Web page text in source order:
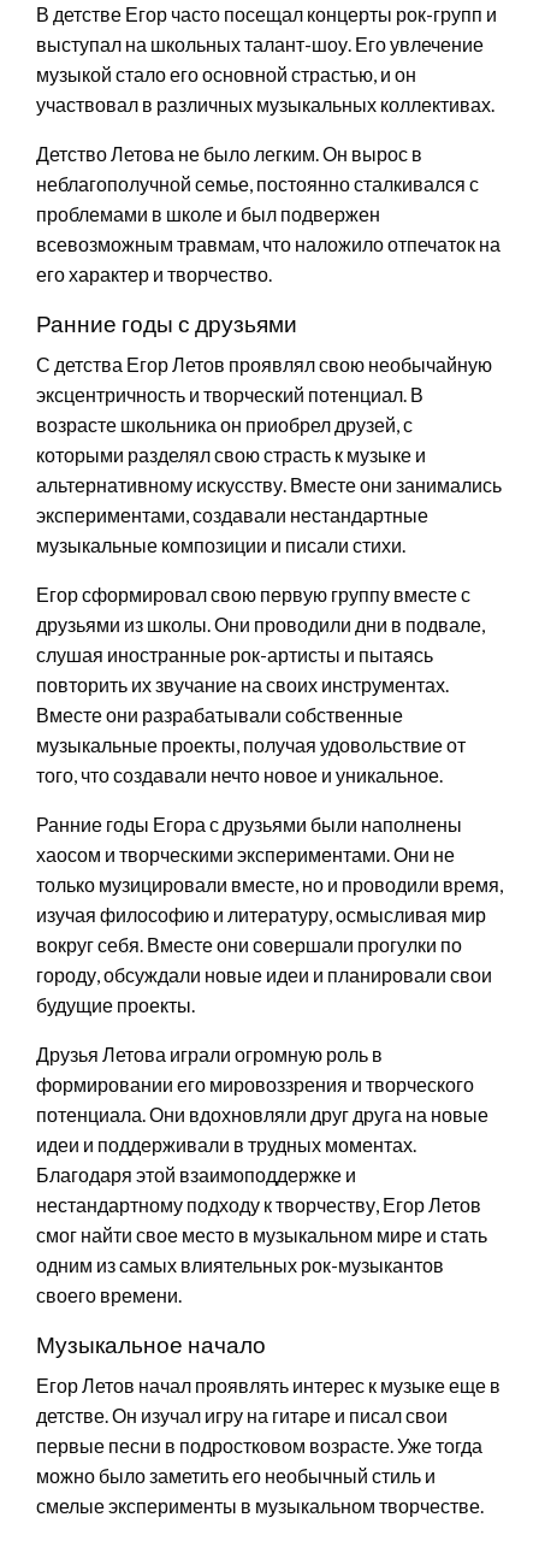
В детстве Егор часто посещал концерты рок-групп и
выступал на школьных талант-шоу. Его увлечение
музыкой стало его основной страстью, и он
участвовал в различных музыкальных коллективах.
Детство Летова не было легким. Он вырос в
неблагополучной семье, постоянно сталкивался с
проблемами в школе и был подвержен
всевозможным травмам, что наложило отпечаток на
его характер и творчество.
Ранние годы с друзьями
С детства Егор Летов проявлял свою необычайную
эксцентричность и творческий потенциал. В
возрасте школьника он приобрел друзей, с
которыми разделял свою страсть к музыке и
альтернативному искусству. Вместе они занимались
экспериментами, создавали нестандартные
музыкальные композиции и писали стихи.
Егор сформировал свою первую группу вместе с
друзьями из школы. Они проводили дни в подвале,
слушая иностранные рок-артисты и пытаясь
повторить их звучание на своих инструментах.
Вместе они разрабатывали собственные
музыкальные проекты, получая удовольствие от
того, что создавали нечто новое и уникальное.
Ранние годы Егора с друзьями были наполнены
хаосом и творческими экспериментами. Они не
только музицировали вместе, но и проводили время,
изучая философию и литературу, осмысливая мир
вокруг себя. Вместе они совершали прогулки по
городу, обсуждали новые идеи и планировали свои
будущие проекты.
Друзья Летова играли огромную роль в
формировании его мировоззрения и творческого
потенциала. Они вдохновляли друг друга на новые
идеи и поддерживали в трудных моментах.
Благодаря этой взаимоподдержке и
нестандартному подходу к творчеству, Егор Летов
смог найти свое место в музыкальном мире и стать
одним из самых влиятельных рок-музыкантов
своего времени.
Музыкальное начало
Егор Летов начал проявлять интерес к музыке еще в
детстве. Он изучал игру на гитаре и писал свои
первые песни в подростковом возрасте. Уже тогда
можно было заметить его необычный стиль и
смелые эксперименты в музыкальном творчестве.